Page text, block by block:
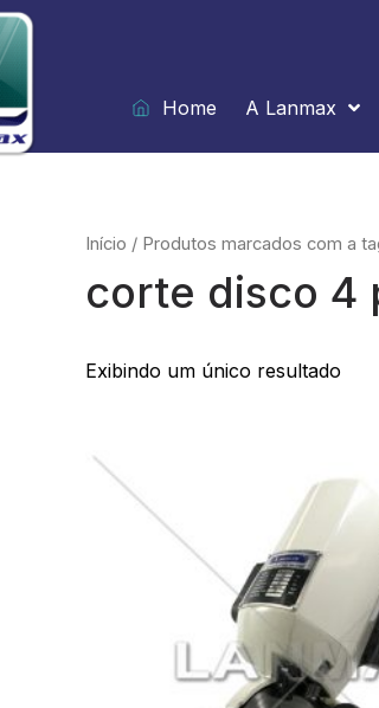
Ir
para
o
conteúdo
Home
A Lanmax
Início / Produtos marcados com a
corte disco 4
Exibindo um único resultado